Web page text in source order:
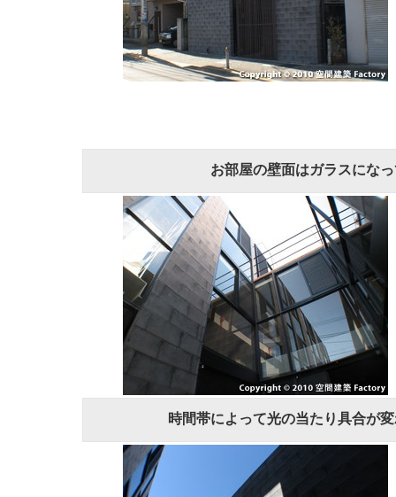
お部屋の壁面はガラスにな
時間帯によって光の当たり具合が